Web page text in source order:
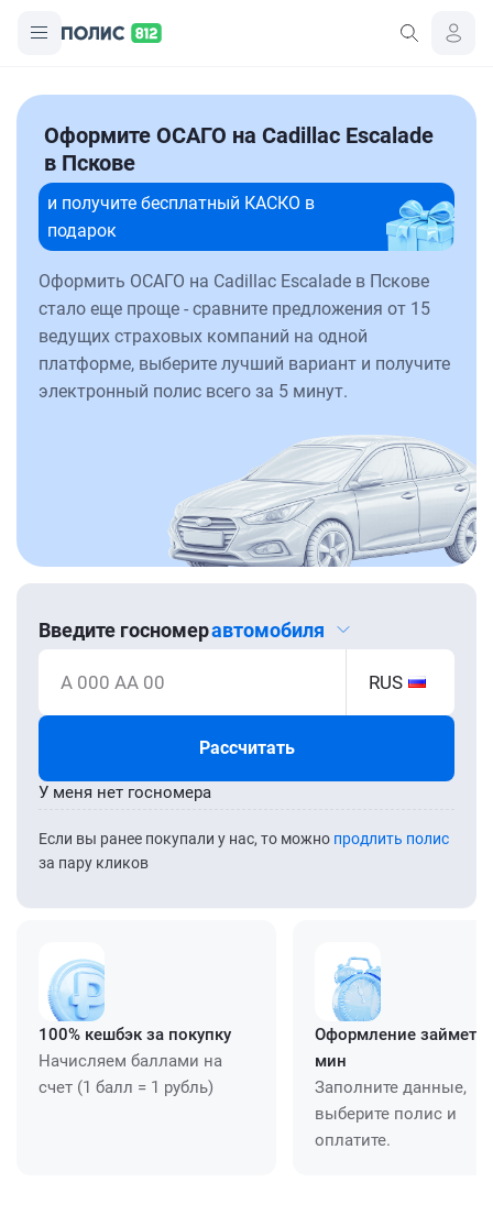
Оформите ОСАГО на Cadillac Escalade
в Пскове
и получите бесплатный КАСКО в
подарок
Оформить ОСАГО на Cadillac Escalade в Пскове
стало еще проще - сравните предложения от 15
ведущих страховых компаний на одной
платформе, выберите лучший вариант и получите
электронный полис всего за 5 минут.
Введите госномеравтомобиля
А 000 АА 00 RUS
Рассчитать
Если вы ранее покупали у нас, то можно продлить полис
за пару кликов
У меня нет госномера
100% кешбэк за покупку
Начисляем баллами на
счет (1 балл = 1 рубль)
Оформление займет
мин
Заполните данные,
выберите полис и
оплатите.